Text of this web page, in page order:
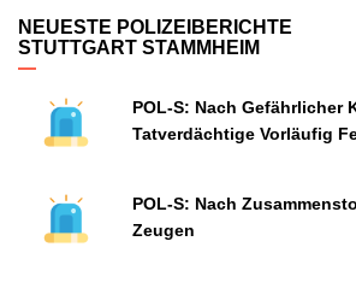
NEUESTE POLIZEIBERICHTE
STUTTGART STAMMHEIM
POL-S: Nach Gefährlicher
Tatverdächtige Vorläufig
POL-S: Nach
Zeugen